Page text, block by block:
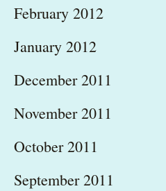
February 2012
January 2012
December 2011
November 2011
October 2011
September 2011